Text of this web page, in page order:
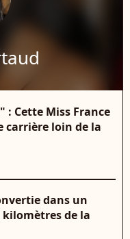
: Cette Miss France
carrière loin de la
dans un
de la